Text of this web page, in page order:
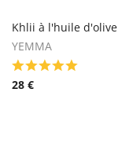
Khlii à l'huile d'olive
YEMMA
28 €